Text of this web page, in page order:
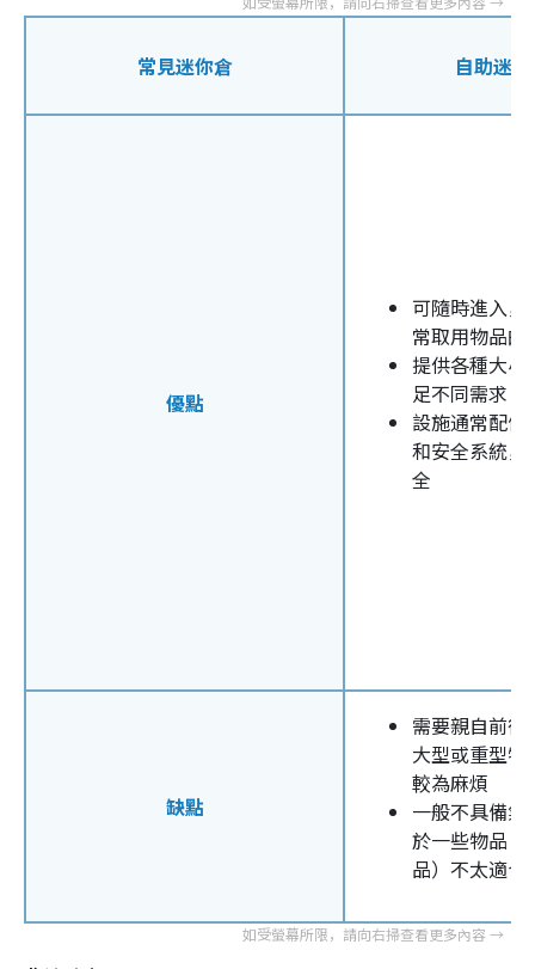
常見迷你倉 自助迷
優點
可隨時進入，
常取用物品的
提供各種大小
足不同需求
設施通常配備
和安全系統，
全
缺點
需要親自前往
大型或重型物
較為麻煩
一般不具備氣
於一些物品（
品）不太適合